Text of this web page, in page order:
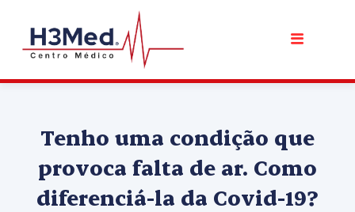
Tenho uma condição que
provoca falta de ar. Como
diferenciá-la da Covid-19?